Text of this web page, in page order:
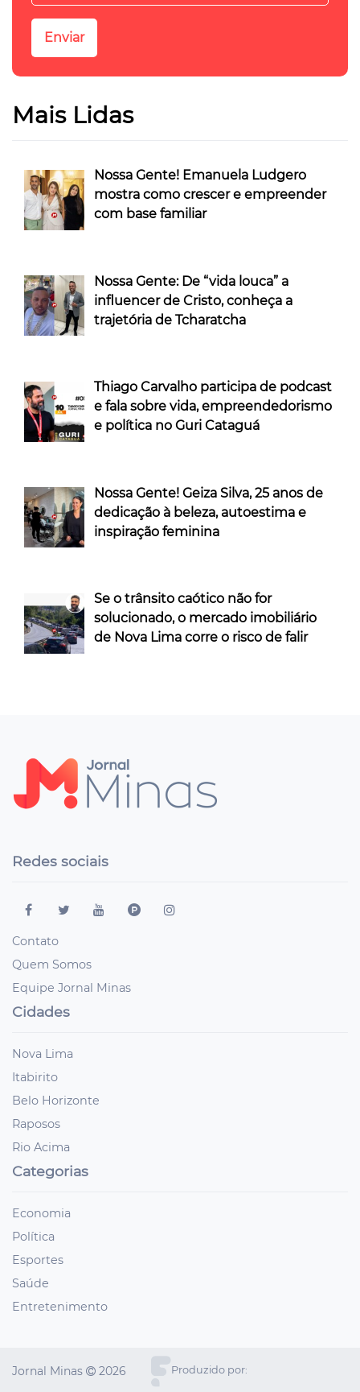
Mais Lidas
Nossa Gente! Emanuela Ludgero
mostra como crescer e empreender
com base familiar
Nossa Gente: De “vida louca” a
influencer de Cristo, conheça a
trajetória de Tcharatcha
Thiago Carvalho participa de podcast
e fala sobre vida, empreendedorismo
e política no Guri Cataguá
Nossa Gente! Geiza Silva, 25 anos de
dedicação à beleza, autoestima e
inspiração feminina
Se o trânsito caótico não for
solucionado, o mercado imobiliário
de Nova Lima corre o risco de falir
Redes sociais
Contato
Quem Somos
Equipe Jornal Minas
Cidades
Nova Lima
Itabirito
Belo Horizonte
Raposos
Rio Acima
Categorias
Economia
Política
Esportes
Saúde
Entretenimento
Jornal Minas 2026 Produzido por: